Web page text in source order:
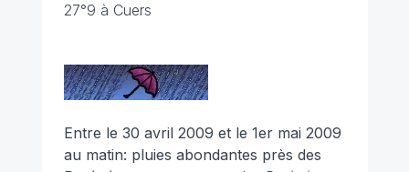
27°9 à Cuers
Entre le 30 avril 2009 et le 1er mai 2009
au matin: pluies abondantes près des